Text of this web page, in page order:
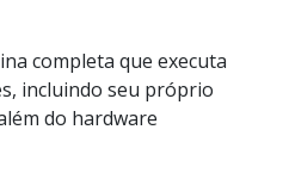
completa que executa
incluindo seu próprio
do hardware